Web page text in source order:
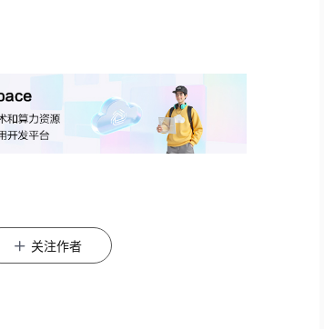
关注作者